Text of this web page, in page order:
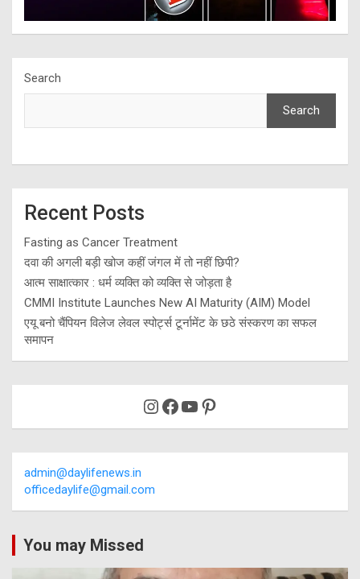
Search
Search
Recent Posts
Fasting as Cancer Treatment
दवा की अगली बड़ी खोज कहीं जंगल में तो नहीं छिपी?
आत्म साक्षात्कार : धर्म व्यक्ति को व्यक्ति से जोड़ता है
CMMI Institute Launches New AI Maturity (AIM) Model
एयू बनो चैंपियन विलेज लेवल स्पोर्ट्स टूर्नामेंट के छठे संस्करण का सफल
समापन
Instagram
Facebook
YouTube
Pinterest
admin@daylifenews.in
officedaylife@gmail.com
You may Missed